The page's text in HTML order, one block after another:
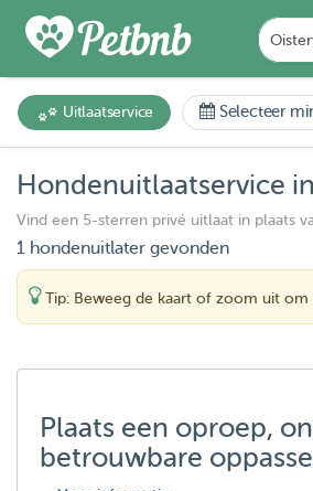
Uitlaatservice Selecteer
Hondenuitlaatservice
Vind een 5-sterren privé uitlaat in plaats
1 hondenuitlater gevonden
Tip: Beweeg de kaart of zoom uit
Plaats een oproep,
betrouwbare